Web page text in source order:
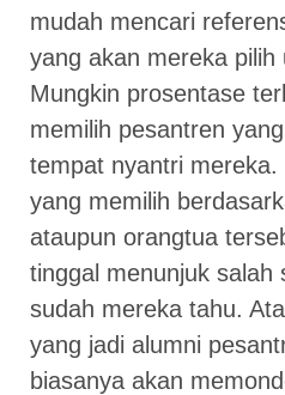
mudah mencari
yang akan mereka pilih
Mungkin prosentase
memilih pesantren
tempat nyantri
yang memilih
ataupun orangtua
tinggal menunjuk salah
sudah mereka tahu.
yang jadi alumni
biasanya akan